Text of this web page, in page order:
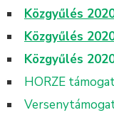
Közgyűlés
Közgyűlés
Közgyűlés
HORZE